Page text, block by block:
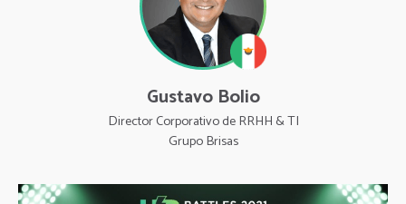
Gustavo Bolio
Director Corporativo de RRHH & TI
Grupo Brisas